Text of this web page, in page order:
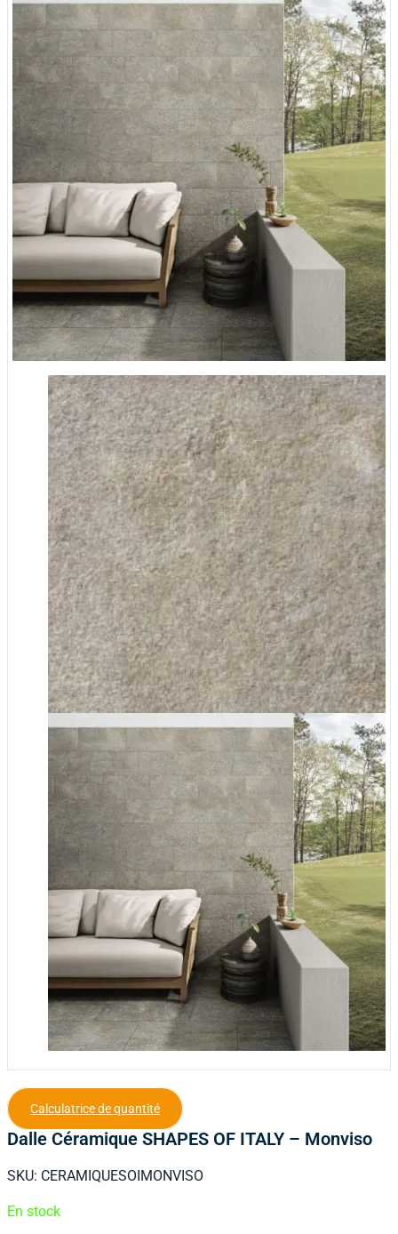
Calculatrice de quantité
Dalle Céramique SHAPES OF ITALY – Monviso
SKU: CERAMIQUESOIMONVISO
En stock